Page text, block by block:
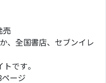
売
、全国書店、セブンイレ
です。
ージ